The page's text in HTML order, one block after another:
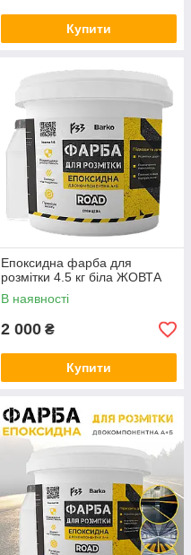
Купити
Епоксидна фарба для
розмітки 4.5 кг біла ЖОВТА
В наявності
2 000 ₴
Купити